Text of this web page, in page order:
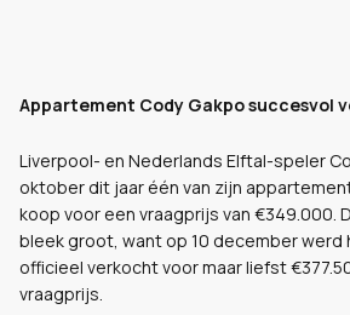
Appartement Cody Gakpo succesvol
Liverpool- en Nederlands Elftal-speler
oktober dit jaar één van zijn
koop voor een vraagprijs van €349.000.
bleek groot, want op 10 december
officieel verkocht voor maar liefst
vraagprijs.